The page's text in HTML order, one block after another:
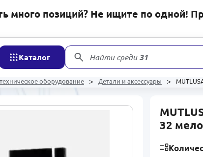
много позиций? Не ищите по одной!
Каталог Найти среди31 178
оборудование Детали и аксессуары
32